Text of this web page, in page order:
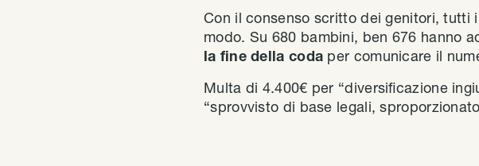
Con il consenso scritto dei genitori, tutti
modo. Su 680 bambini, ben 676 hanno
la fine della coda per comunicare il
Multa di 4.400€ per “diversificazione
“sprovvisto di base legali,